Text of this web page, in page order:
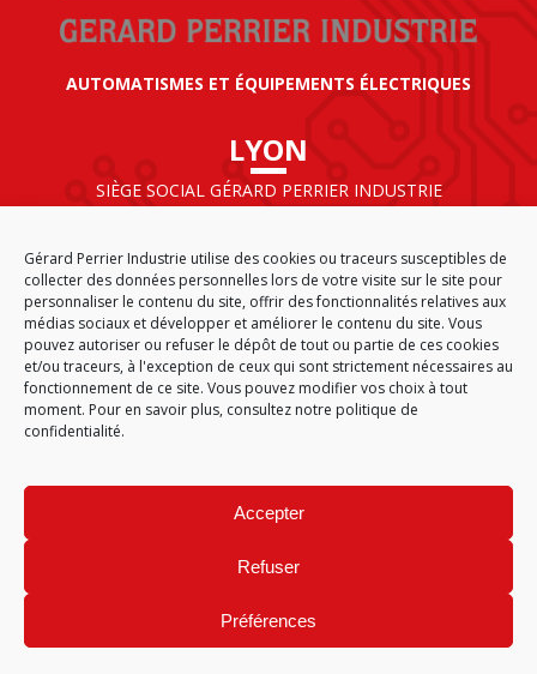
Gérard Perrier Industrie utilise des cookies ou traceurs susceptibles de
collecter des données personnelles lors de votre visite sur le site pour
personnaliser le contenu du site, offrir des fonctionnalités relatives aux
médias sociaux et développer et améliorer le contenu du site. Vous
pouvez autoriser ou refuser le dépôt de tout ou partie de ces cookies
et/ou traceurs, à l'exception de ceux qui sont strictement nécessaires au
fonctionnement de ce site. Vous pouvez modifier vos choix à tout
moment. Pour en savoir plus, consultez notre politique de
confidentialité.
Accepter
Refuser
Préférences
AUTOMATISMES ET ÉQUIPEMENTS ÉLECTRIQUES
LYON
SIÈGE SOCIAL GÉRARD PERRIER INDUSTRIE
69125 LYON AÉROPORT SAINT EXUPÉRY
FRANCE
ACCUEIL CGA PLAN DU SITE
MENTIONS LÉGALES
DONNÉES PERSONNELLES
GÉRARD PERRIER INDUSTRIE – TOUS DROITS RÉSERVÉS
Site réalisé par